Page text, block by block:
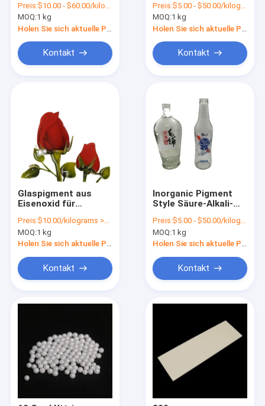
Zu Hause
Produkte
Werksbesichtigung
Qualitätskontrolle
Keramische Pigmente
68187-12-2 und
EINECS-Nr. 269-073-6
Preis:$10.00 - $60.00/kilograms
MOQ:1 kg
Kontakt
Glasschmucklösung
Preis:$5.00 - $50.00/kilograms
MOQ:1 kg
Kontakt
Glaspigment aus
Eisenoxid für
und
Alkalibeständigkeit in
Schlagbädern und
Preis:$10.00/kilograms >=25 kilograms
MOQ:1 kg
Kontakt
Inorganic Pigment
Style Säure-Alkali-
Bleiglasfarbe für
Glasgeschirr
Preis:$5.00 - $50.00/kilograms
MOQ:1 kg
Kontakt